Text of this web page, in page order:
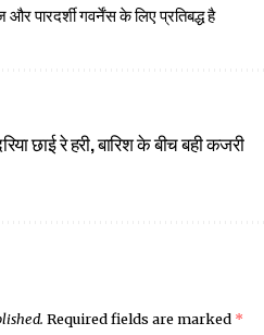
पारदर्शी गवर्नेंस के लिए प्रतिबद्ध है
छाई रे हरी, बारिश के बीच बही कजरी
Required fields are marked *